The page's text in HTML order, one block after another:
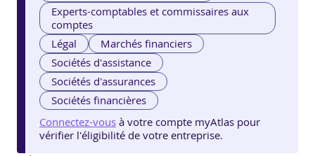
Experts-comptables et commissaires aux
comptes
Légal
Marchés financiers
Sociétés d'assistance
Sociétés d'assurances
Sociétés financières
Connectez-vous à votre compte myAtlas pour
vérifier l'éligibilité de votre entreprise.